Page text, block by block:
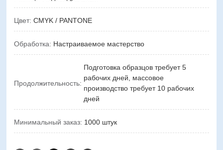
Цвет: CMYK / PANTONE
Обработка: Настраиваемое мастерство
Продолжительность:
Подготовка образцов требует 5
рабочих дней, массовое
производство требует 10 рабочих
дней
Минимальный заказ: 1000 штук